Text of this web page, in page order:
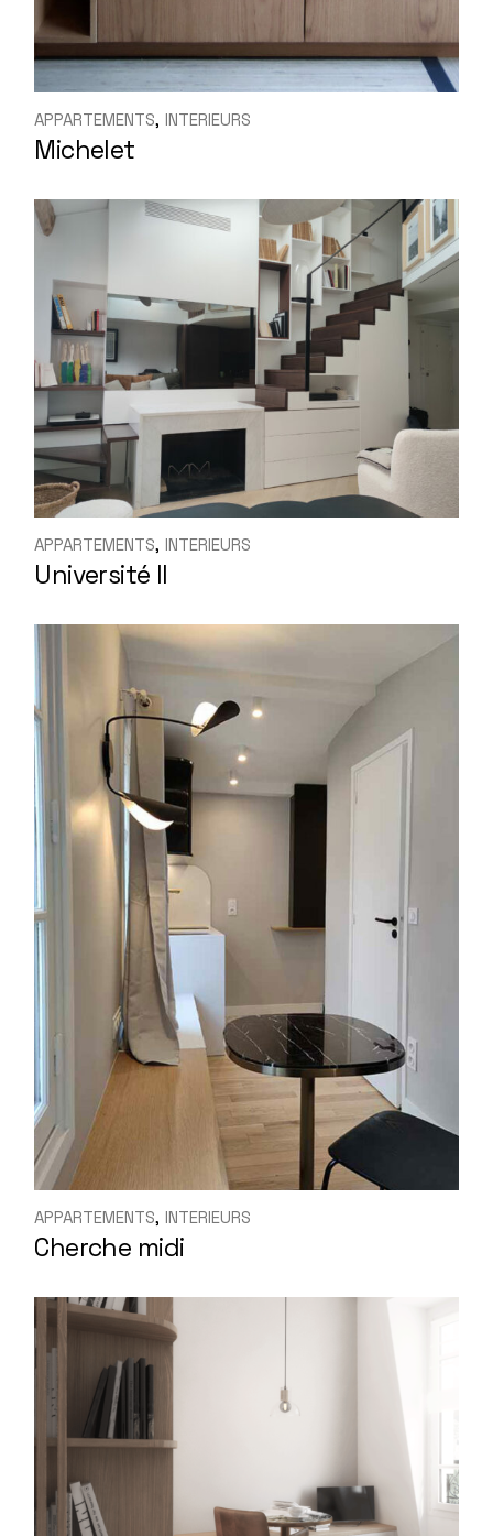
APPARTEMENTS INTERIEURS
Michelet
APPARTEMENTS INTERIEURS
Université II
APPARTEMENTS INTERIEURS
Cherche midi